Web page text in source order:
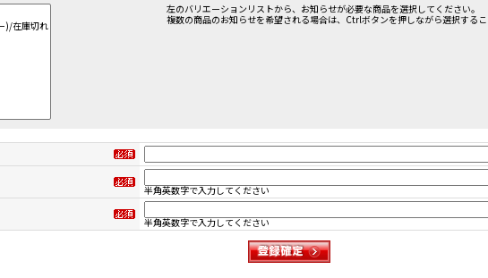
左のバリエーションリストから、お知らせが必要な商品を選択してください。
複数の商品のお知らせを希望される場合は、Ctrlボタンを押しながら選択するこ
半角英数字で入力してください
半角英数字で入力してください